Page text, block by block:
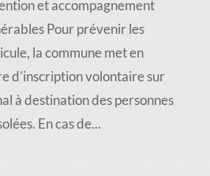
et accompagnement
Pour prévenir les
la commune met en
d’inscription volontaire sur
à destination des personnes
En cas de...